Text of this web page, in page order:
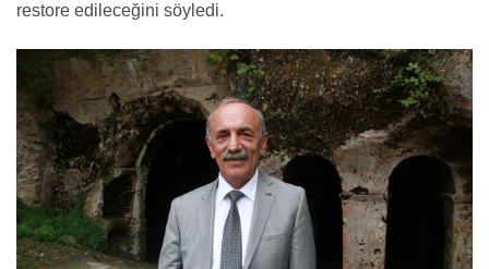
restore edileceğini söyledi.